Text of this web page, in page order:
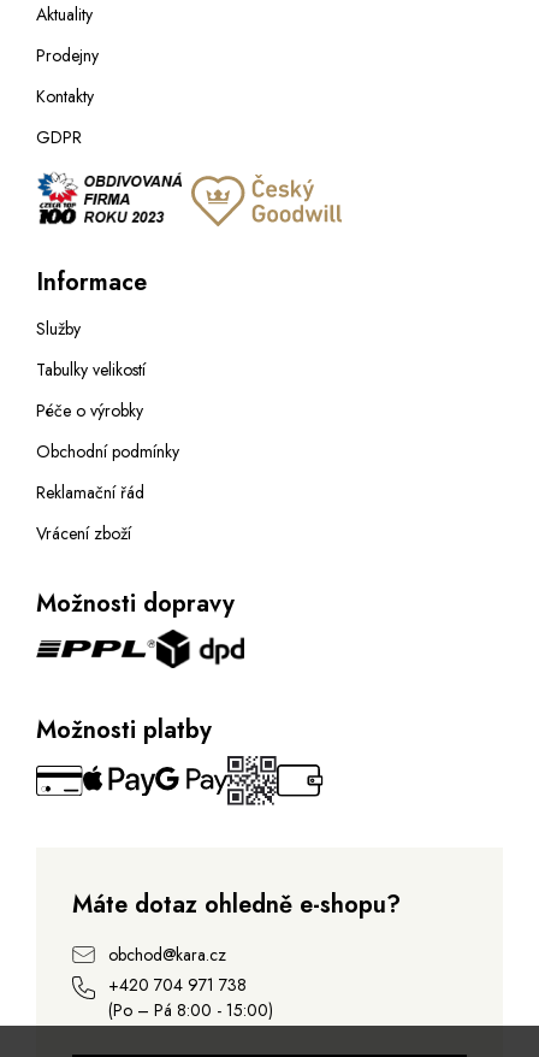
Aktuality
Prodejny
Kontakty
GDPR
Informace
Služby
Tabulky velikostí
Péče o výrobky
Obchodní podmínky
Reklamační řád
Vrácení zboží
Možnosti dopravy
Možnosti platby
Máte dotaz ohledně e-shopu?
obchod@kara.cz
+420 704 971 738
(Po – Pá 8:00 - 15:00)